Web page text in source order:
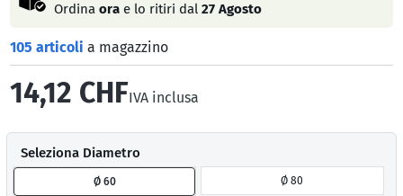
Ordinaora e lo ritiri dal27 Agosto
105 articolia magazzino
14,12 CHFIVA inclusa
Seleziona Diametro
Ø 60 Ø 80